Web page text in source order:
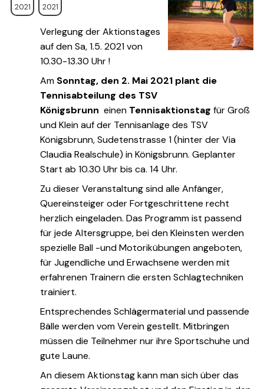
2021 2021
Verlegung der Aktionstages
auf den Sa, 1.5. 2021 von
10.30-13.30 Uhr !
Am Sonntag, den 2. Mai 2021 plant die
Tennisabteilung des TSV
Königsbrunn einen Tennisaktionstag für Groß
und Klein auf der Tennisanlage des TSV
Königsbrunn, Sudetenstrasse 1 (hinter der Via
Claudia Realschule) in Königsbrunn. Geplanter
Start ab 10.30 Uhr bis ca. 14 Uhr.
Zu dieser Veranstaltung sind alle Anfänger,
Quereinsteiger oder Fortgeschrittene recht
herzlich eingeladen. Das Programm ist passend
für jede Altersgruppe, bei den Kleinsten werden
spezielle Ball -und Motorikübungen angeboten,
für Jugendliche und Erwachsene werden mit
erfahrenen Trainern die ersten Schlagtechniken
trainiert.
Entsprechendes Schlägermaterial und passende
Bälle werden vom Verein gestellt. Mitbringen
müssen die Teilnehmer nur ihre Sportschuhe und
gute Laune.
An diesem Aktionstag kann man sich über das